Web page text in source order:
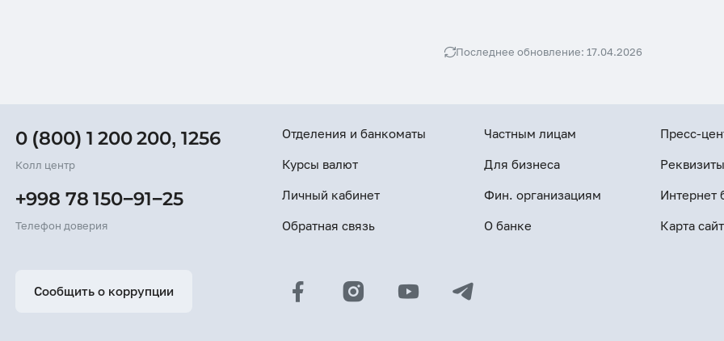
Последнее обновление: 17.04.2026
0 (800) 1 200 200, 1256
Колл центр
+998 78 150−91−25
Телефон доверия
Отделения и банкоматы
Курсы валют
Личный кабинет
Обратная связь
Частным лицам
Для бизнеса
Фин. организациям
О банке
Пресс-
Реквизиты
Интернет
Карта
Сообщить о коррупции